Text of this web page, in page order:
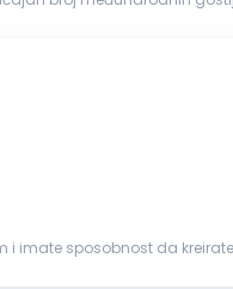
i imate sposobnost da